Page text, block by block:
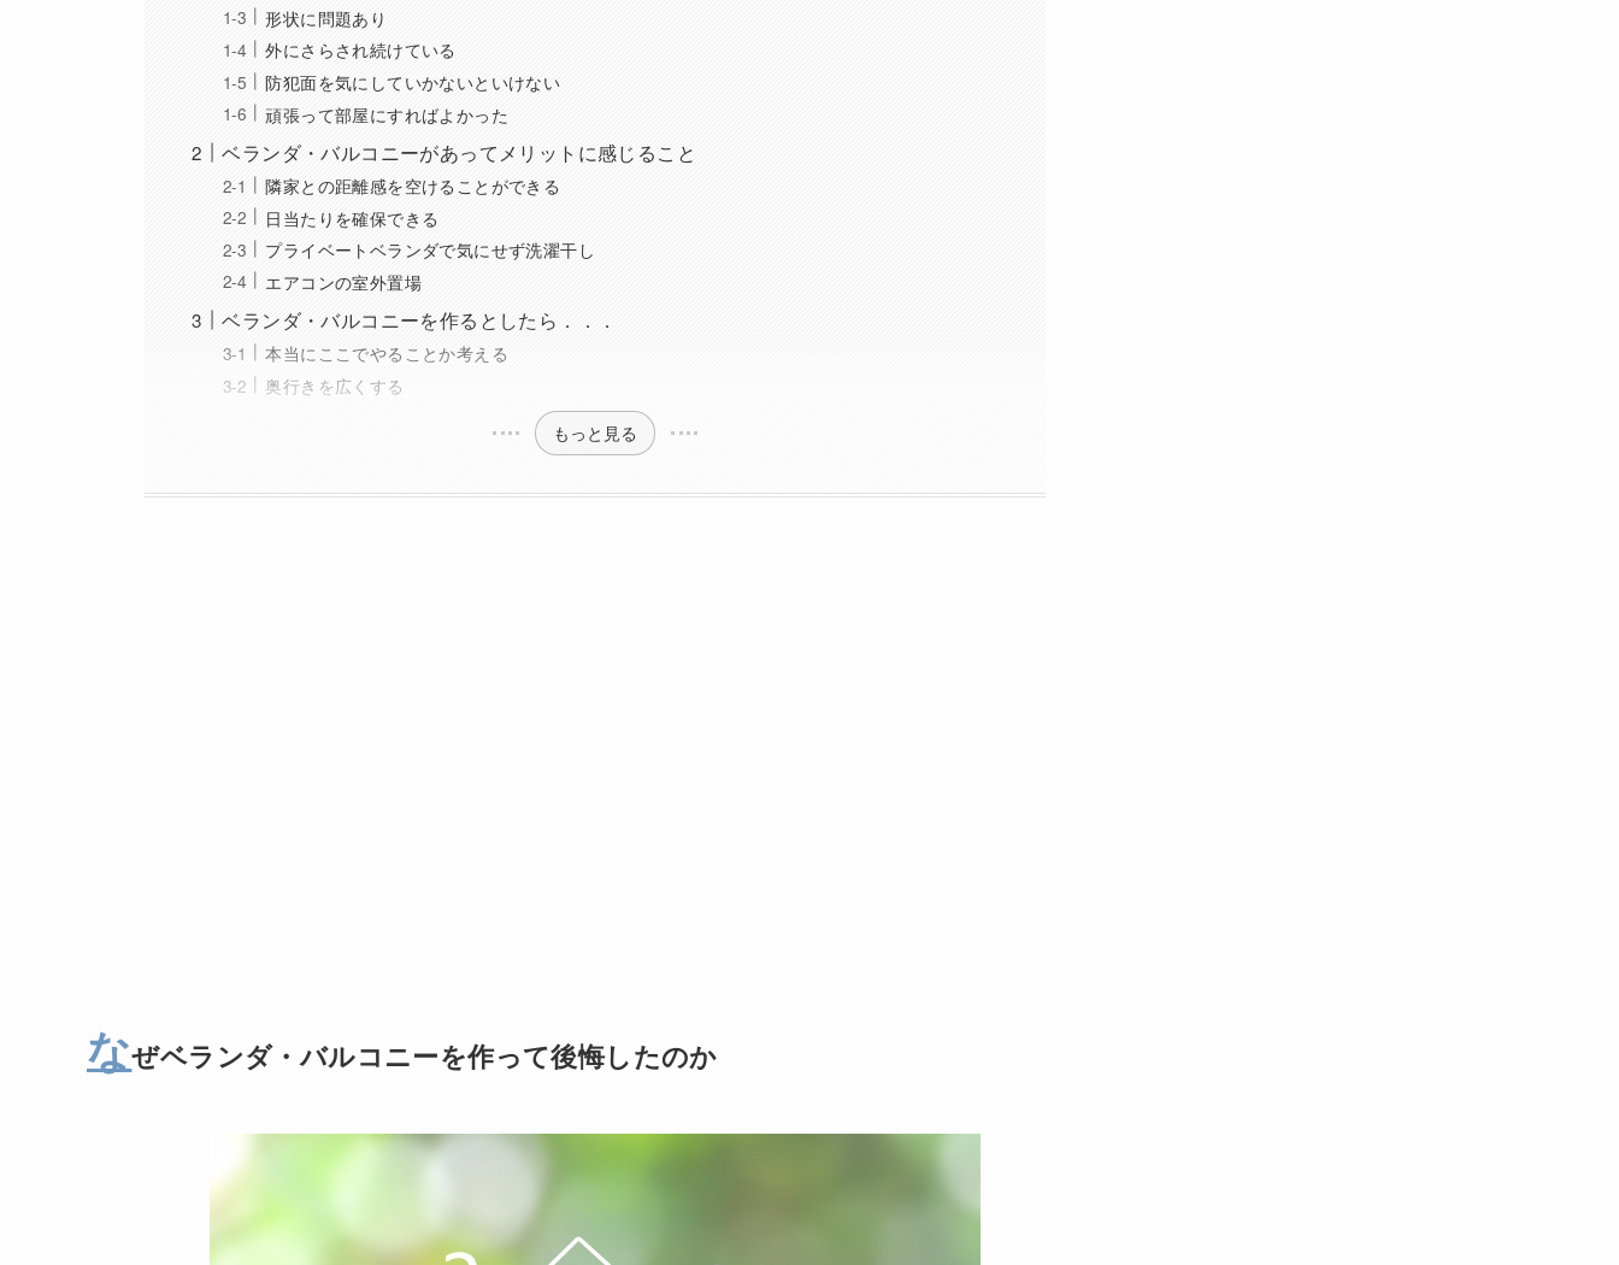
形状に問題あり
外にさらされ続けている
防犯面を気にしていかないといけない
頑張って部屋にすればよかった
ベランダ・バルコニーがあってメリットに感じること
隣家との距離感を空けることができる
日当たりを確保できる
プライベートベランダで気にせず洗濯干し
エアコンの室外置場
ベランダ・バルコニーを作るとしたら．．．
本当にここでやることか考える
奥行きを広くする
もっと見る
なぜベランダ・バルコニーを作って後悔したのか